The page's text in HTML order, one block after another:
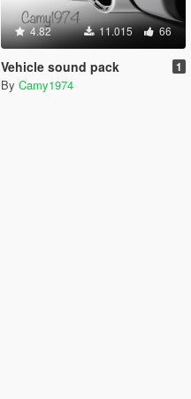
4.82 11.015 66
Vehicle sound pack 1
By Camy1974